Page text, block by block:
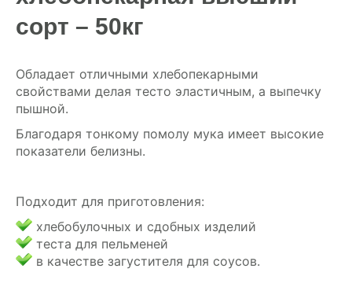
сорт – 50кг
Обладает отличными хлебопекарными
свойствами делая тесто эластичным, а выпечку
пышной.
Благодаря тонкому помолу мука имеет высокие
показатели белизны.
Подходит для приготовления:
хлебобулочных и сдобных изделий
теста для пельменей
в качестве загустителя для соусов.
КОНТАКТЫ
8 (804) 700-18-14
КАЛЬКУЛЯТОР КОМБИКОРМА